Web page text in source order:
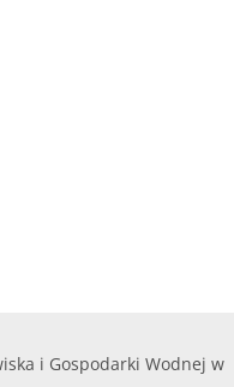
nie może
i Gospodarki Wodnej w